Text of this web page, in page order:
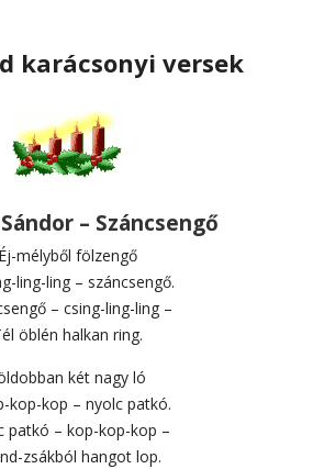
karácsonyi versek
– Száncsengő
Éj-mélyből fölzengő
ling-ling – száncsengő.
– csing-ling-ling –
öblén halkan ring.
két nagy ló
kop-kop – nyolc patkó.
patkó – kop-kop-kop –
zsákból hangot lop.